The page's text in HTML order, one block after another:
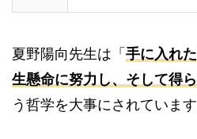
夏野陽向先生は「 手に入れ
生懸命に努力し、そして得
う哲学を大事にされています